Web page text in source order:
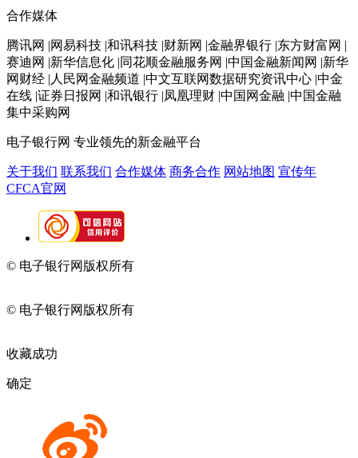
合作媒体
腾讯网 |网易科技 |和讯科技 |财新网 |金融界银行 |东方财富网 |
赛迪网 |新华信息化 |同花顺金融服务网 |中国金融新闻网 |新华
网财经 |人民网金融频道 |中文互联网数据研究资讯中心 |中金
在线 |证券日报网 |和讯银行 |凤凰理财 |中国网金融 |中国金融
集中采购网
电子银行网 专业领先的新金融平台
关于我们 联系我们 合作媒体 商务合作 网站地图 宣传年
CFCA官网
© 电子银行网版权所有
© 电子银行网版权所有
收藏成功
确定